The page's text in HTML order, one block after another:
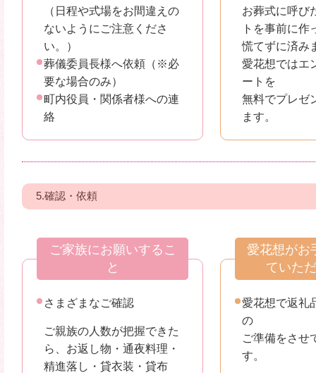
（日程や式場をお間違えの
ないようにご注意くださ
い。）
葬儀委員長様へ依頼（※必
要な場合のみ）
町内役員・関係者様への連
絡
お葬式に呼び
トを事前に作
慌てずに済み
愛花想ではエ
ートを
無料でプレゼ
ます。
5.確認・依頼
ご家族にお願いするこ
と
さまざまなご確認
ご親族の人数が把握できた
ら、お返し物・通夜料理・
精進落し・貸衣装・貸布
愛花想がお
ていた
愛花想で返礼
の
ご準備をさせ
す。